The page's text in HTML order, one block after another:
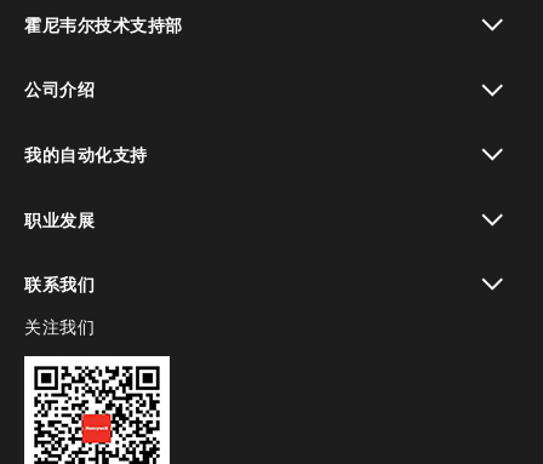
霍尼韦尔技术支持部
公司介绍
我的自动化支持
职业发展
联系我们
toggle view
关注我们